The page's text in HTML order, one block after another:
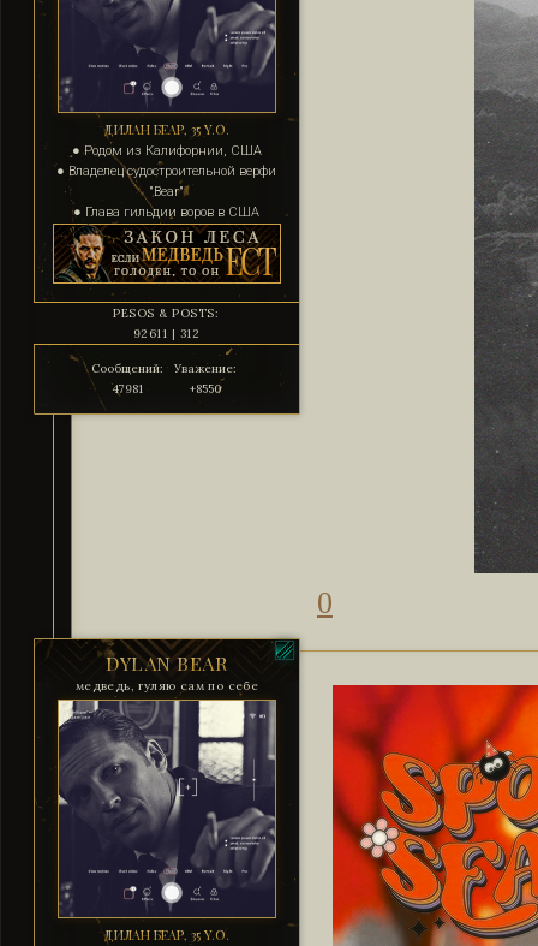
ДИЛАН БЕАР, 35 Y.O.
● Родом из Калифорнии, США
● Владелец судостроительной верфи
"Bear"
● Глава гильдии воров в США
PESOS & POSTS:
92611 | 312
Сообщений:
47981
Уважение:
+8550
0
DYLAN BEAR
медведь, гуляю сам по себе
ДИЛАН БЕАР, 35 Y.O.